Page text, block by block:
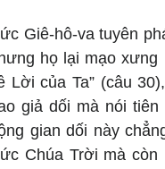
Giê-hô-va tuyên
họ lại mạo
Lời của Ta” (câu
giả dối mà nói
gian dối này
Chúa Trời mà còn